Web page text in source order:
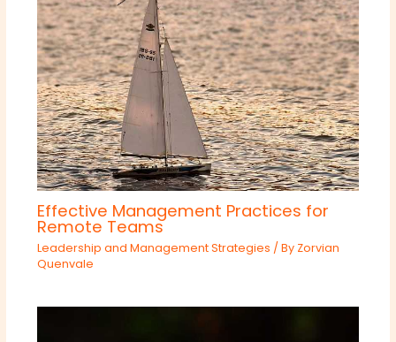
Effective Management Practices for
Remote Teams
Leadership and Management Strategies / By Zorvian
Quenvale